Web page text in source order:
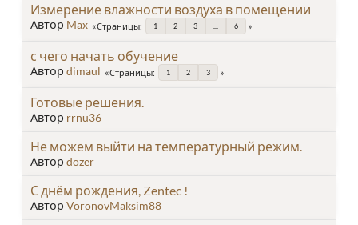
Измерение влажности воздуха в помещении
Автор Max Страницы 1 2 3 6
с чего начать обучение
Автор dimaul Страницы 1 2 3
Готовые решения.
Автор rrnu36
Не можем выйти на температурный режим.
Автор dozer
С днём рождения, Zentec !
Автор VoronovMaksim88